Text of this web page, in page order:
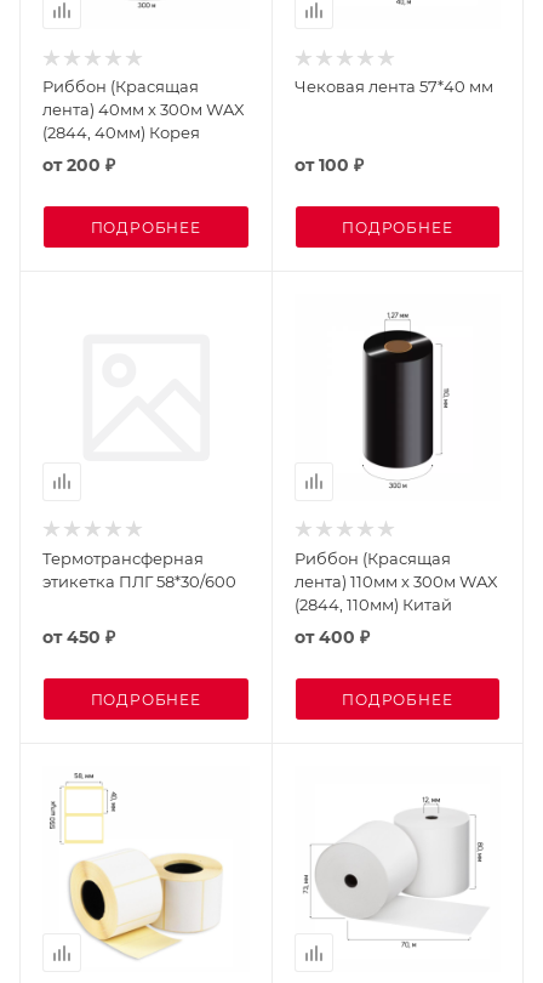
Риббон (Красящая
лента) 40мм х 300м WAX
(2844, 40мм) Корея
от200 ₽
ПОДРОБНЕЕ
Чековая лента 57*40 мм
от100 ₽
ПОДРОБНЕЕ
Термотрансферная
этикетка ПЛГ 58*30/600
от450 ₽
ПОДРОБНЕЕ
Риббон (Красящая
лента) 110мм х 300м WAX
(2844, 110мм) Китай
от400 ₽
ПОДРОБНЕЕ